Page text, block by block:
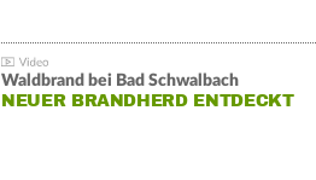
Waldbrand bei Bad Schwalbach
NEUER BRANDHERD ENTDECKT